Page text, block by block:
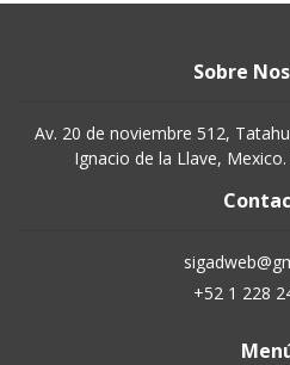
Sobre
Av. 20 de noviembre 512,
Ignacio de la Llave,
+52 1 228